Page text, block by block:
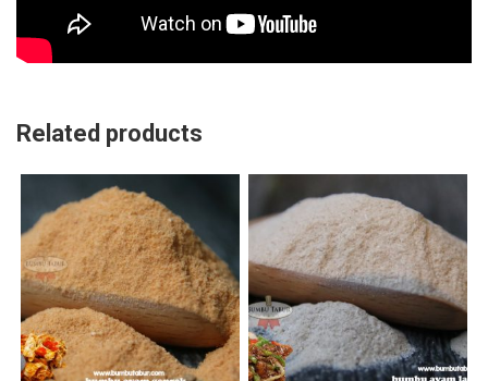
Related products